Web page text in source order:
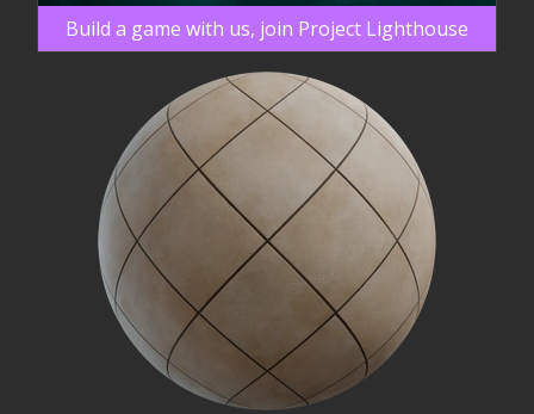
Build a game with us, join Project Lighthouse